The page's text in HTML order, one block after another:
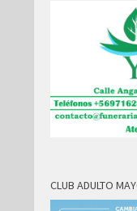
CLUB ADULTO